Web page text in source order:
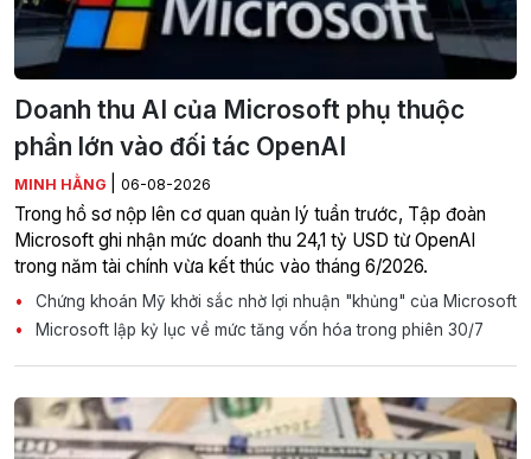
Doanh thu AI của Microsoft phụ thuộc
phần lớn vào đối tác OpenAI
MINH HẰNG 06-08-2026
Trong hồ sơ nộp lên cơ quan quản lý tuần trước, Tập đoàn
Microsoft ghi nhận mức doanh thu 24,1 tỷ USD từ OpenAI
trong năm tài chính vừa kết thúc vào tháng 6/2026.
Chứng khoán Mỹ khởi sắc nhờ lợi nhuận "khủng" của Microsoft
Microsoft lập kỷ lục về mức tăng vốn hóa trong phiên 30/7